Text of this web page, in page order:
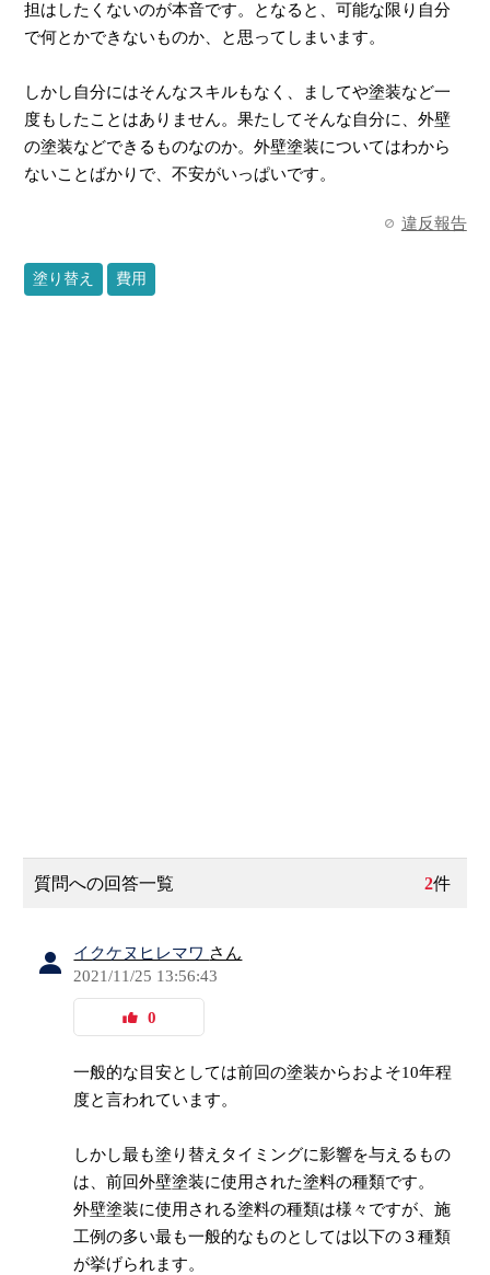
担はしたくないのが本音です。となると、可能な限り自分
で何とかできないものか、と思ってしまいます。
しかし自分にはそんなスキルもなく、ましてや塗装など一
度もしたことはありません。果たしてそんな自分に、外壁
の塗装などできるものなのか。外壁塗装についてはわから
ないことばかりで、不安がいっぱいです。
違反報告
塗り替え 費用
質問への回答一覧 2件
イクケヌヒレマワ さん
2021/11/25 13:56:43
0
一般的な目安としては前回の塗装からおよそ10年程
度と言われています。
しかし最も塗り替えタイミングに影響を与えるもの
は、前回外壁塗装に使用された塗料の種類です。
外壁塗装に使用される塗料の種類は様々ですが、施
工例の多い最も一般的なものとしては以下の３種類
が挙げられます。